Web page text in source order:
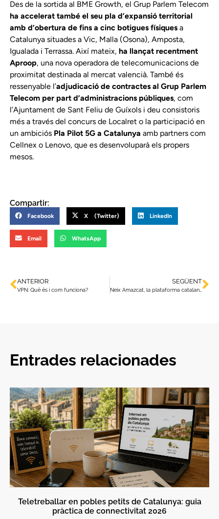
Des de la sortida al BME Growth, el Grup Parlem Telecom
ha accelerat també el seu pla d’expansió territorial
amb d’obertura de fins a cinc botigues físiques a
Catalunya situades a Vic, Malla (Osona), Amposta,
Igualada i Terrassa. Així mateix, ha llançat recentment
Aproop, una nova operadora de telecomunicacions de
proximitat destinada al mercat valencià. També és
ressenyable l’adjudicació de contractes al Grup Parlem
Telecom per part d’administracions públiques, com
l’Ajuntament de Sant Feliu de Guíxols i deu consistoris
més a través del concurs de Localret o la participació en
un ambiciós Pla Pilot 5G a Catalunya amb partners com
Cellnex o Lenovo, que es desenvoluparà els propers
mesos.
Compartir:
Facebook X (Twitter) LinkedIn
Email WhatsApp
ANTERIOR
VPN: Què és i com funciona?
SEGÜENT
Neix Amazcat, la plataforma catalana de venda en línia
Entrades relacionades
Teletreballar en pobles petits de Catalunya: guia
pràctica de connectivitat 2026